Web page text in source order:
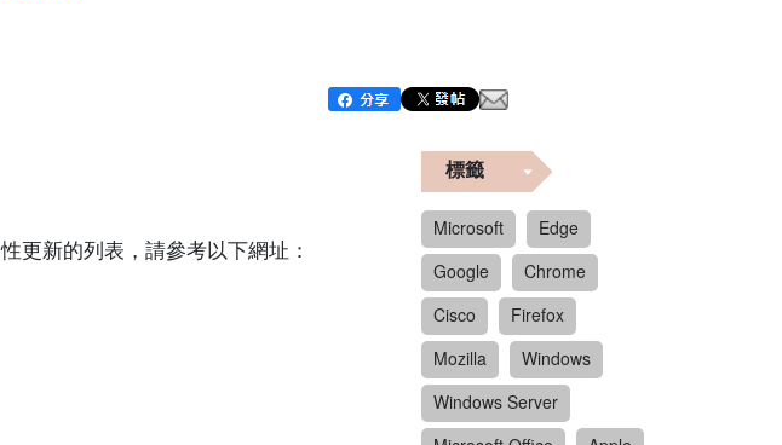
更新的列表，請參考以下網址：
標籤
Microsoft
Edge
Google
Chrome
Cisco
Firefox
Mozilla
Windows
Windows Server